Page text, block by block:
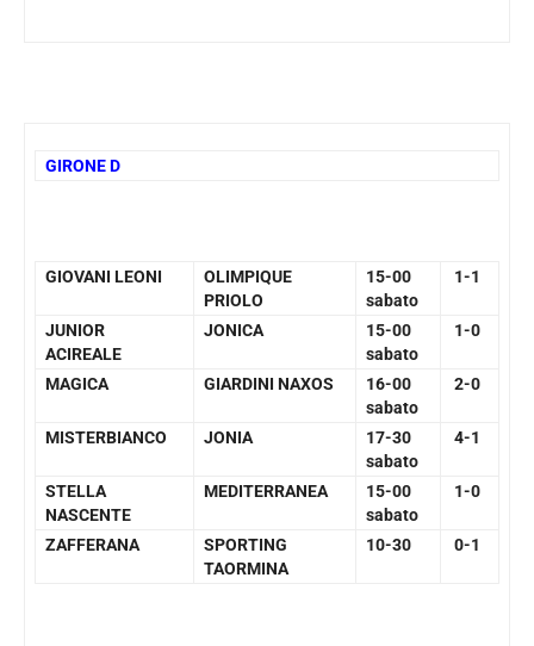
GIRONE D
GIOVANI LEONI
OLIMPIQUE
PRIOLO
15-00
sabato
1-1
JUNIOR
ACIREALE
JONICA
15-00
sabato
1-0
MAGICA GIARDINI NAXOS
16-00
sabato
2-0
MISTERBIANCO JONIA
17-30
sabato
4-1
STELLA
NASCENTE
MEDITERRANEA
15-00
sabato
1-0
ZAFFERANA
SPORTING
TAORMINA
10-30 0-1